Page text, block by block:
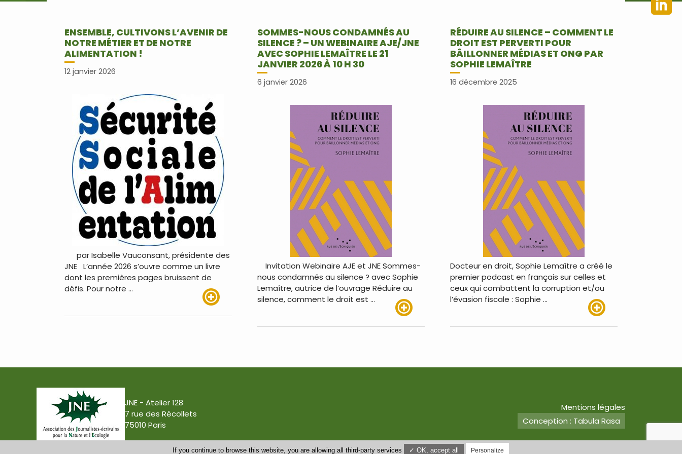
ENSEMBLE, CULTIVONS L’AVENIR DE
NOTRE MÉTIER ET DE NOTRE
ALIMENTATION !
12 janvier 2026
par Isabelle Vauconsant, présidente des
JNE L’année 2026 s’ouvre comme un livre
dont les premières pages bruissent de
défis. Pour notre …
SOMMES-NOUS CONDAMNÉS AU
SILENCE ? – UN WEBINAIRE AJE/JNE
AVEC SOPHIE LEMAÎTRE LE 21
JANVIER 2026 À 10 H 30
6 janvier 2026
Invitation Webinaire AJE et JNE Sommes-
nous condamnés au silence ? avec Sophie
Lemaître, autrice de l’ouvrage Réduire au
silence, comment le droit est …
RÉDUIRE AU SILENCE – COMMENT LE
DROIT EST PERVERTI POUR
BÂILLONNER MÉDIAS ET ONG PAR
SOPHIE LEMAÎTRE
16 décembre 2025
Docteur en droit, Sophie Lemaître a créé le
premier podcast en français sur celles et
ceux qui combattent la corruption et/ou
l’évasion fiscale : Sophie …
JNE - Atelier 128
7 rue des Récollets
75010 Paris
Mentions légales
Conception : Tabula Rasa
If you continue to browse this website, you are allowing all third-party services ✓ OK, accept all Personalize